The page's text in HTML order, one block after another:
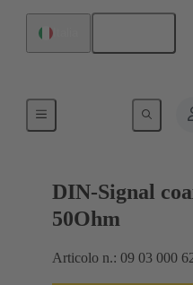
DIN-Signal
50Ohm
Articolo n.: 09 03 000